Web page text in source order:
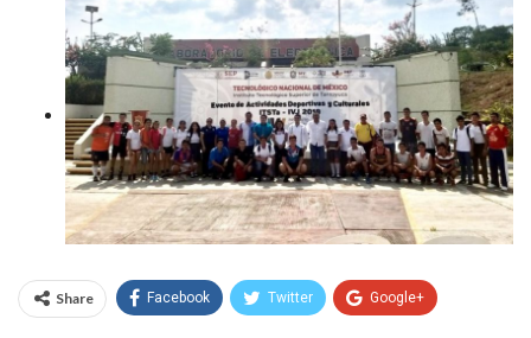
Share Facebook Twitter Google+